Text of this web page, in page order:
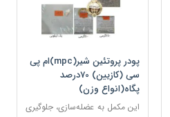
پودر پروتئین شیر(mpc)ام پی
سی (کازیین) 70درصد
پگاه(انواع وزن)
این مکمل به عضله‌سازی، جلوگیری